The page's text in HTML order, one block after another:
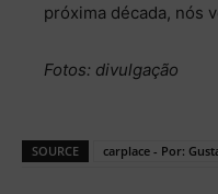
próxima década, nós
Fotos: divulgação
SOURCE carplace - Por: